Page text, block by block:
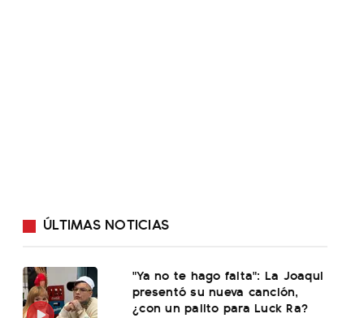
ÚLTIMAS NOTICIAS
"Ya no te hago falta": La Joaqui
presentó su nueva canción,
¿con un palito para Luck Ra?